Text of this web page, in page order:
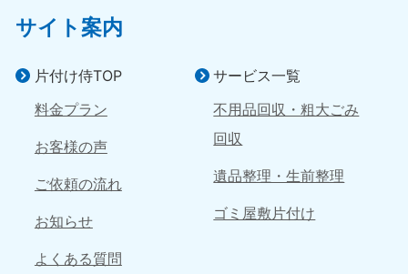
050-1880-9896
9:00〜19:00 年中無休
050-1880-9897
9:00〜19:00 年中無休
九州・沖縄
福岡県
050-1880-9895 050-1880-9894
050-1880-9891
サイト案内
片付け侍TOP
料金プラン
お客様の声
ご依頼の流れ
お知らせ
よくある質問
サービス一覧
不用品回収・粗大ごみ
回収
遺品整理・生前整理
ゴミ屋敷片付け